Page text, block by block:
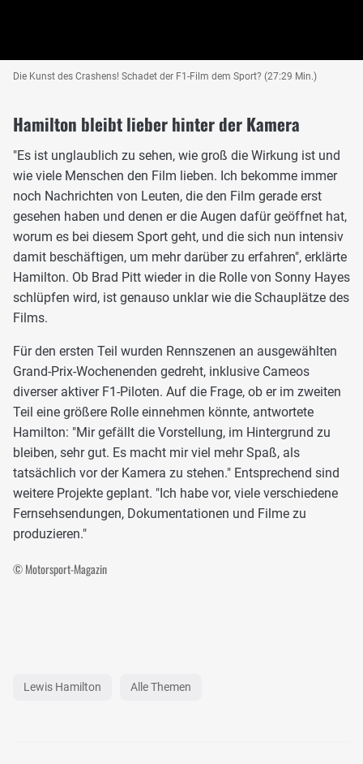
Die Kunst des Crashens! Schadet der F1-Film dem Sport? (27:29 Min.)
Hamilton bleibt lieber hinter der Kamera
"Es ist unglaublich zu sehen, wie groß die Wirkung ist und
wie viele Menschen den Film lieben. Ich bekomme immer
noch Nachrichten von Leuten, die den Film gerade erst
gesehen haben und denen er die Augen dafür geöffnet hat,
worum es bei diesem Sport geht, und die sich nun intensiv
damit beschäftigen, um mehr darüber zu erfahren", erklärte
Hamilton. Ob Brad Pitt wieder in die Rolle von Sonny Hayes
schlüpfen wird, ist genauso unklar wie die Schauplätze des
Films.
Für den ersten Teil wurden Rennszenen an ausgewählten
Grand-Prix-Wochenenden gedreht, inklusive Cameos
diverser aktiver F1-Piloten. Auf die Frage, ob er im zweiten
Teil eine größere Rolle einnehmen könnte, antwortete
Hamilton: "Mir gefällt die Vorstellung, im Hintergrund zu
bleiben, sehr gut. Es macht mir viel mehr Spaß, als
tatsächlich vor der Kamera zu stehen." Entsprechend sind
weitere Projekte geplant. "Ich habe vor, viele verschiedene
Fernsehsendungen, Dokumentationen und Filme zu
produzieren."
© Motorsport-Magazin
Lewis Hamilton Alle Themen